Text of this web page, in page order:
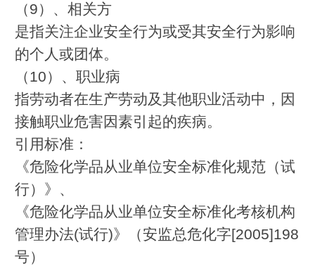
（9）、相关方
是指关注企业安全行为或受其安全行为影响
的个人或团体。
（10）、职业病
指劳动者在生产劳动及其他职业活动中，因
接触职业危害因素引起的疾病。
引用标准：
《危险化学品从业单位安全标准化规范（试
行）》、
《危险化学品从业单位安全标准化考核机构
管理办法(试行)》（安监总危化字[2005]198
号）